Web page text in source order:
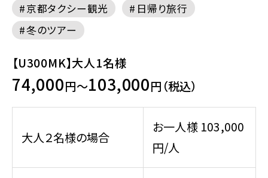
京都タクシー観光
日帰り旅行
冬のツアー
【U300MK】大人1名様
74,000円～103,000円（税込）
大人２名様の場合
お一人様 103,000
円/人